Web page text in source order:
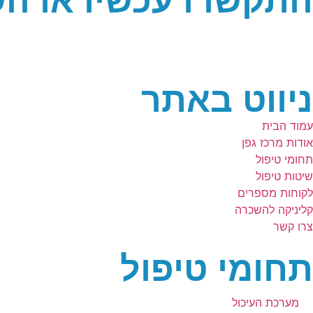
ניווט באתר
עמוד הבית
אודות מרכז גפן
תחומי טיפול
שיטות טיפול
לקוחות מספרים
קליניקה להשכרה
צרו קשר
תחומי טיפול
מערכת העיכול